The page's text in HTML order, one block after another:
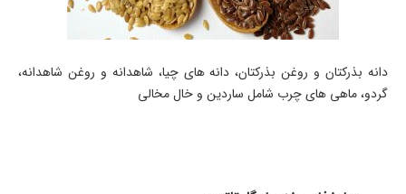
دانه بذرکتان و روغن بذرکتان، دانه های چیا، شاهدانه و روغن شاهدانه،
گردو، ماهی های چرب شامل ساردین و خال مخالی